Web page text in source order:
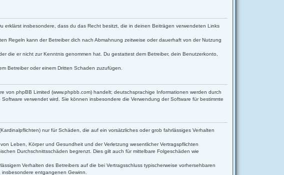
insbesondere, dass du das Recht besitzt, die in deinen Beiträgen verwendeten Links
Regeln kann der Betreiber dich nach Abmahnung zeitweise oder dauerhaft von der Nutzung
die er nicht zur Kenntnis genommen hat. Du gestattest dem Betreiber, dein Benutzerkonto,
Betreiber oder einem Dritten Schaden zuzufügen.
von phpBB Limited (www.phpbb.com) handelt; deutschsprachige Informationen werden durch
verwendet wird. Sie können insbesondere die Verwendung der Software für bestimmte
nur für Schäden, die auf ein vorsätzliches oder grob fahrlässiges Verhalten
Leben, Körper und Gesundheit und der Verletzung wesentlicher Vertragspflichten
Durchschnittsschäden begrenzt. Dies gilt auch für mittelbare Folgeschäden wie
Verhalten des Betreibers auf die bei Vertragsschluss typischerweise vorhersehbaren
entgangenen Gewinn.